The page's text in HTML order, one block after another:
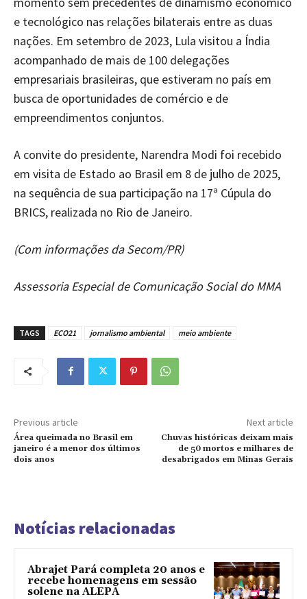
e tecnológico nas relações bilaterais entre as duas
nações. Em setembro de 2023, Lula visitou a Índia
acompanhado de mais de 100 delegações
empresariais brasileiras, que estiveram no país em
busca de oportunidades de comércio e de
empreendimentos conjuntos.
A convite do presidente, Narendra Modi foi recebido
em visita de Estado ao Brasil em 8 de julho de 2025,
na sequência de sua participação na 17ª Cúpula do
BRICS, realizada no Rio de Janeiro.
(Com informações da Secom/PR)
Assessoria Especial de Comunicação Social do MMA
TAGS ECO21 jornalismo ambiental meio ambiente
Previous article
Área queimada no Brasil em
janeiro é a menor dos últimos
dois anos
Next article
Chuvas históricas deixam mais
de 50 mortos e milhares de
desabrigados em Minas Gerais
Notícias relacionadas
Abrajet Pará completa 20 anos e
recebe homenagens em sessão
solene na ALEPA